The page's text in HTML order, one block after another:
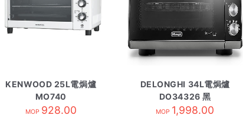
KENWOOD 25L電焗爐
MO740
MOP 928.00
DELONGHI 34L電焗爐
DO34326 黑
MOP 1,998.00